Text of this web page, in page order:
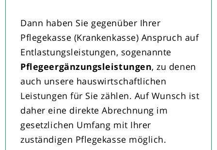
Dann haben Sie gegenüber Ihrer
Pflegekasse (Krankenkasse) Anspruch auf
Entlastungsleistungen, sogenannte
Pflegeergänzungsleistungen, zu denen
auch unsere hauswirtschaftlichen
Leistungen für Sie zählen. Auf Wunsch ist
daher eine direkte Abrechnung im
gesetzlichen Umfang mit Ihrer
zuständigen Pflegekasse möglich.